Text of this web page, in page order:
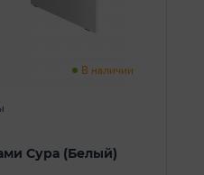
В наличии
Сура (Белый)